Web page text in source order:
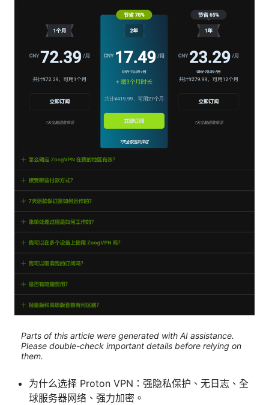
Parts of this article were generated with AI assistance.
Please double-check important details before relying on
them.
为什么选择 Proton VPN：强隐私保护、无日志、全
球服务器网络、强力加密。